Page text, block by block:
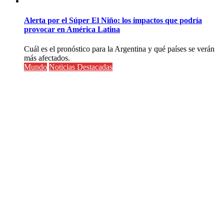
Alerta por el Súper El Niño: los impactos que podría
provocar en América Latina
Cuál es el pronóstico para la Argentina y qué países se verán
más afectados.
Mundo Noticias Destacadas